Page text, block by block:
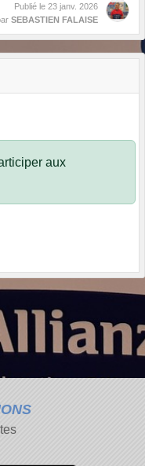
Publié le 23 janv. 2026
SEBASTIEN FALAISE
aux